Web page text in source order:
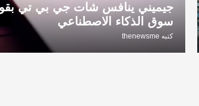
جيميني ينافس شات جي بي تي
سوق الذكاء الاصطناعي
كتبه thenewsme